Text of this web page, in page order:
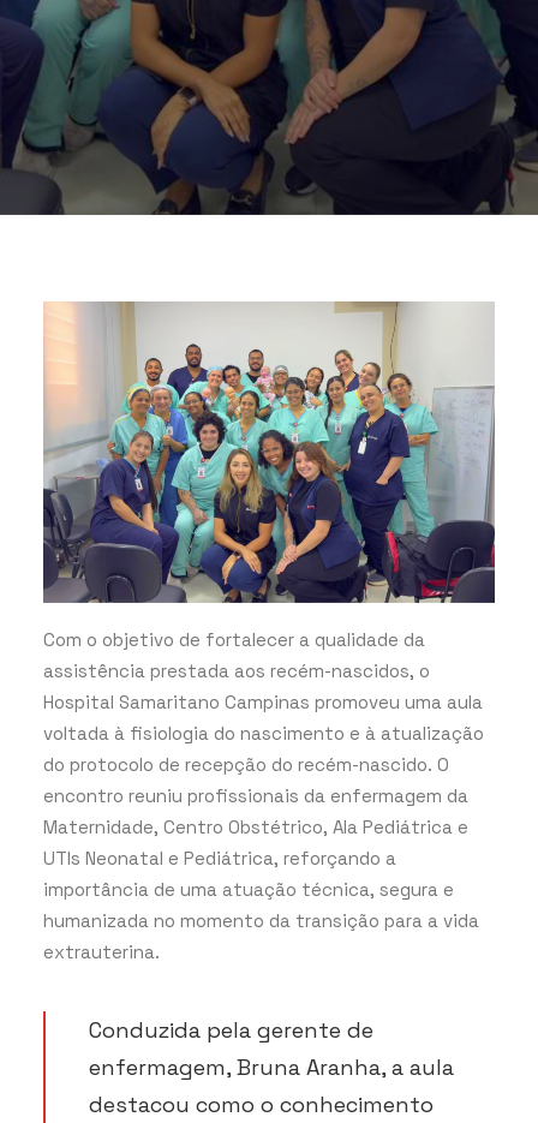
Com o objetivo de fortalecer a qualidade da
assistência prestada aos recém-nascidos, o
Hospital Samaritano Campinas promoveu uma aula
voltada à fisiologia do nascimento e à atualização
do protocolo de recepção do recém-nascido. O
encontro reuniu profissionais da enfermagem da
Maternidade, Centro Obstétrico, Ala Pediátrica e
UTIs Neonatal e Pediátrica, reforçando a
importância de uma atuação técnica, segura e
humanizada no momento da transição para a vida
extrauterina.
Conduzida pela gerente de
enfermagem, Bruna Aranha, a aula
destacou como o conhecimento